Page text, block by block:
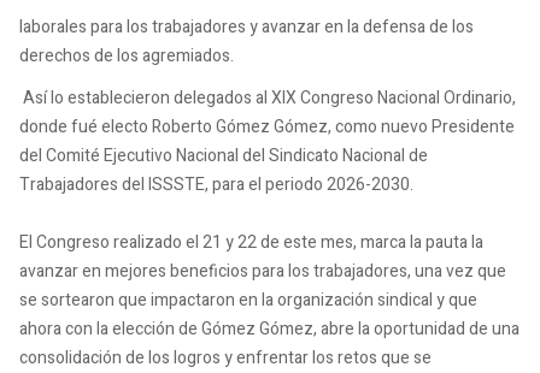
laborales para los trabajadores y avanzar en la defensa de los
derechos de los agremiados.
Así lo establecieron delegados al XIX Congreso Nacional Ordinario,
donde fué electo Roberto Gómez Gómez, como nuevo Presidente
del Comité Ejecutivo Nacional del Sindicato Nacional de
Trabajadores del ISSSTE, para el periodo 2026-2030.
El Congreso realizado el 21 y 22 de este mes, marca la pauta la
avanzar en mejores beneficios para los trabajadores, una vez que
se sortearon que impactaron en la organización sindical y que
ahora con la elección de Gómez Gómez, abre la oportunidad de una
consolidación de los logros y enfrentar los retos que se